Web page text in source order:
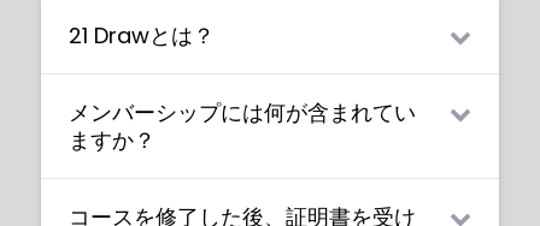
21 Drawとは？
21 Drawは、あらゆるスキルレベルの学生がよ
り良いアーティストになるためのオンライン
学習コミュニティです。私たちのアーティス
トや講師陣は世界最高峰です。
メンバーシップには何が含まれてい
ますか？
メンバーシップに加入すると、世界最高のア
ーティストが教える70以上のすべてのコース
コースを修了した後、証明書を受け